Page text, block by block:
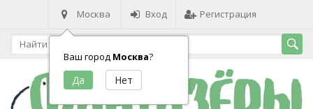
Москва
Ваш город Москва?
Вход Регистрация